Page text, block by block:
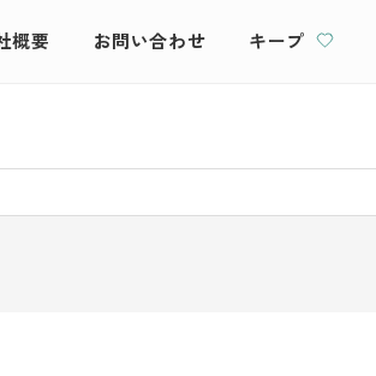
概要 お問い合わせ キープ